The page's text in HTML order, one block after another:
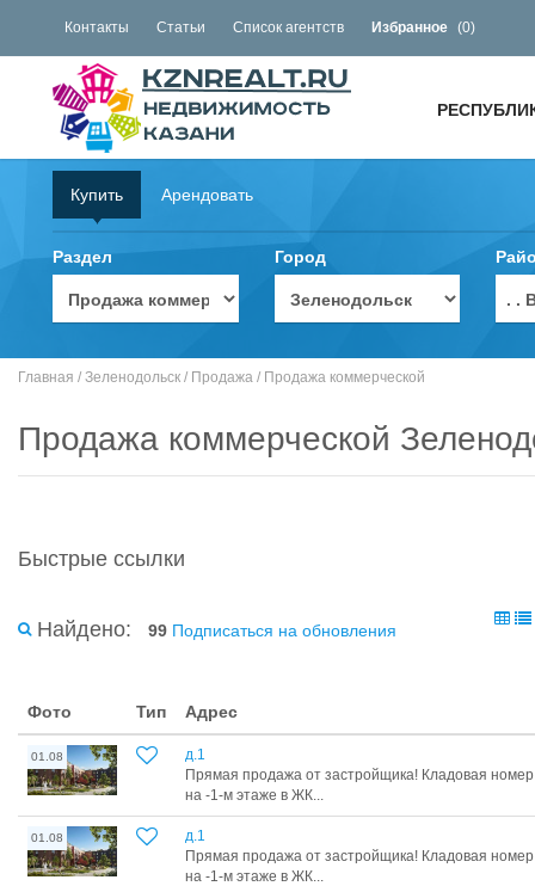
Контакты Статьи Список агентств Избранное (0)
Купить Арендовать
Раздел Город
. .
Главная / Зеленодольск / Продажа / Продажа коммерческой
Продажа коммерческой
Быстрые ссылки
Найдено: 99 Подписаться на обновления
Фото Тип Адрес
01.08
д.1
Прямая продажа от застройщика! Кладовая
на -1-м этаже в ЖК...
01.08
д.1
Прямая продажа от застройщика! Кладовая
на -1-м этаже в ЖК...